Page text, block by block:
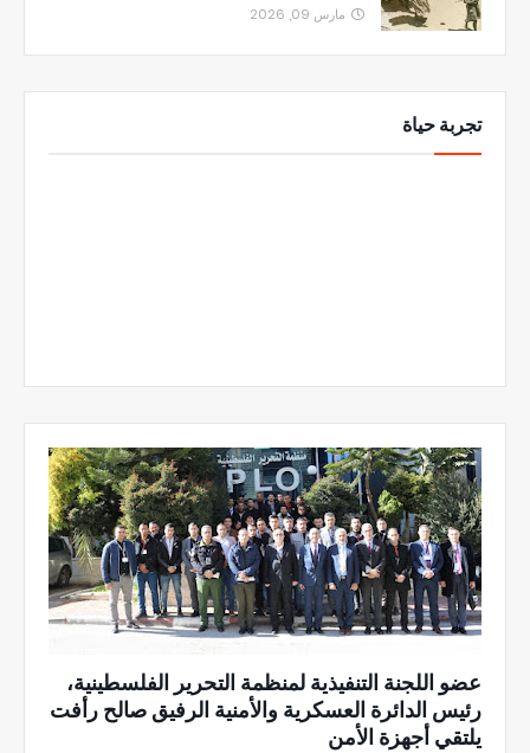
مارس 09, 2026
تجربة حياة
عضو اللجنة التنفيذية لمنظمة التحرير الفلسطينية،
رئيس الدائرة العسكرية والأمنية الرفيق صالح رأفت
يلتقي أجهزة الأمن